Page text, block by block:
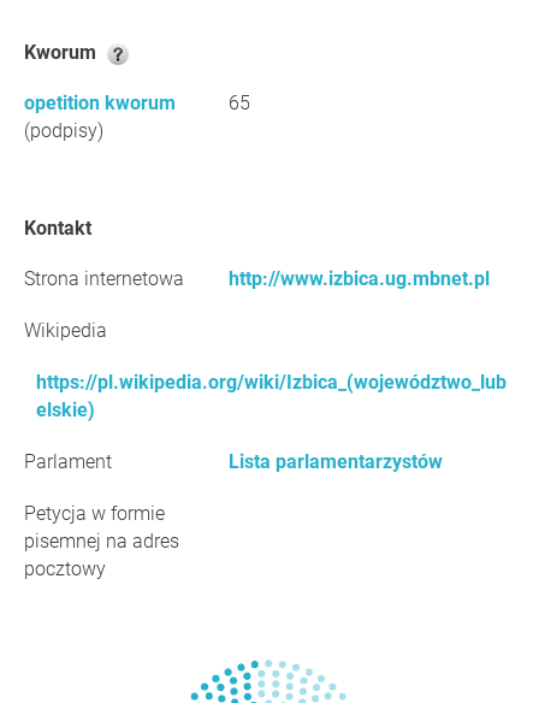
Kworum
opetition kworum
(podpisy)
65
Kontakt
Strona internetowa http://www.izbica.ug.mbnet.pl
Wikipedia
https://pl.wikipedia.org/wiki/Izbica_(województwo_lub
elskie)
Parlament Lista parlamentarzystów
Petycja w formie
pisemnej na adres
pocztowy